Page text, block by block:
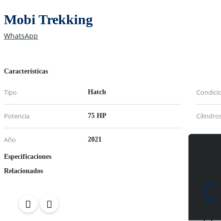
Mobi Trekking
WhatsApp
Características
Tipo Hatch
Potencia 75 HP
Año 2021
Especificaciones
Relacionados